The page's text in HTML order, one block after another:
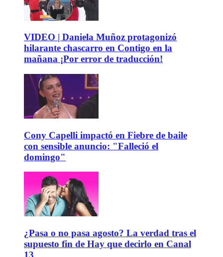
VIDEO | Daniela Muñoz protagonizó
hilarante chascarro en Contigo en la
mañana ¡Por error de traducción!
Cony Capelli impactó en Fiebre de baile
con sensible anuncio: "Falleció el
domingo"
¿Pasa o no pasa agosto? La verdad tras el
supuesto fin de Hay que decirlo en Canal
13